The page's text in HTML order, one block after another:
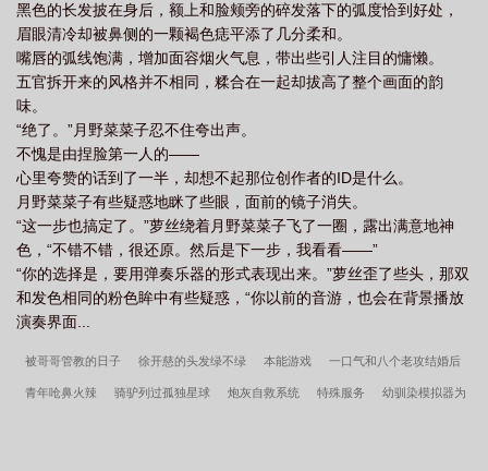
黑色的长发披在身后，额上和脸颊旁的碎发落下的弧度恰到好处，
眉眼清冷却被鼻侧的一颗褐色痣平添了几分柔和。
嘴唇的弧线饱满，增加面容烟火气息，带出些引人注目的慵懒。
五官拆开来的风格并不相同，糅合在一起却拔高了整个画面的韵
味。
“绝了。”月野菜菜子忍不住夸出声。
不愧是由捏脸第一人的——
心里夸赞的话到了一半，却想不起那位创作者的ID是什么。
月野菜菜子有些疑惑地眯了些眼，面前的镜子消失。
“这一步也搞定了。”萝丝绕着月野菜菜子飞了一圈，露出满意地神
色，“不错不错，很还原。然后是下一步，我看看——”
“你的选择是，要用弹奏乐器的形式表现出来。”萝丝歪了些头，那双
和发色相同的粉色眸中有些疑惑，“你以前的音游，也会在背景播放
演奏界面...
被哥哥管教的日子 徐开慈的头发绿不绿 本能游戏 一口气和八个老攻结婚后
青年呛鼻火辣 骑驴列过孤独星球 炮灰自救系统 特殊服务 幼驯染模拟器为